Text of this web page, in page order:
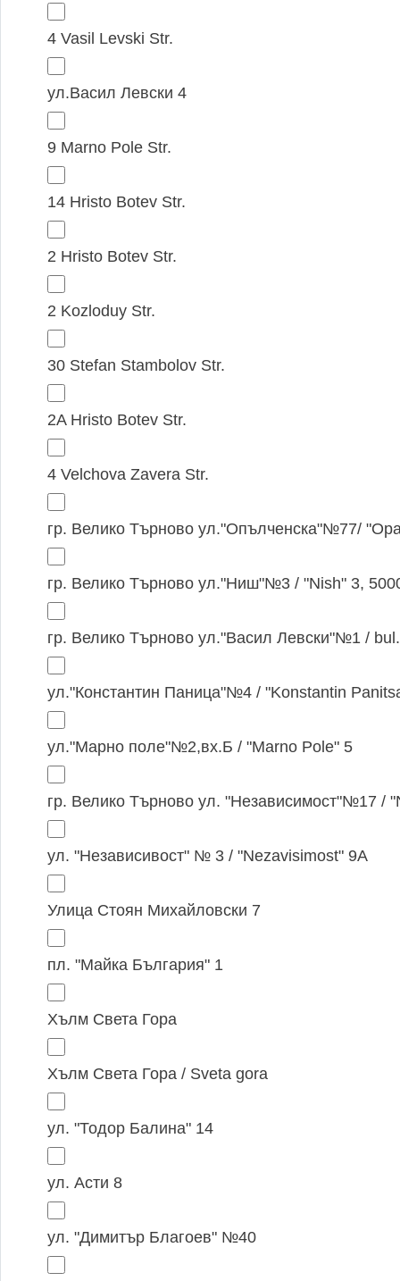
4 Vasil Levski Str.
ул.Васил Левски 4
9 Marno Pole Str.
14 Hristo Botev Str.
2 Hristo Botev Str.
2 Kozloduy Str.
30 Stefan Stambolov Str.
2A Hristo Botev Str.
4 Velchova Zavera Str.
гр. Велико Търново ул."Опълченска"№77/
гр. Велико Търново ул."Ниш"№3 / "Nish" 3,
гр. Велико Търново ул."Васил Левски"№1 /
ул."Константин Паница"№4 / "Konstantin
ул."Марно поле"№2,вх.Б / "Marno Pole" 5
гр. Велико Търново ул. "Независимост"№17 /
ул. "Независивост" № 3 / "Nezavisimost" 9А
Улица Стоян Михайловски 7
пл. "Майка България" 1
Хълм Света Гора
Хълм Света Гора / Sveta gora
ул. "Тодор Балина" 14
ул. Асти 8
ул. "Димитър Благоев" №40